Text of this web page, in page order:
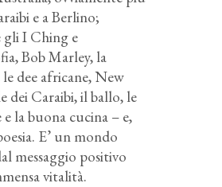
e a Berlino;
gli I Ching e
Bob Marley, la
le dee africane, New
dei Caraibi, il ballo, le
la buona cucina – e,
E’ un mondo
messaggio positivo
vitalità.